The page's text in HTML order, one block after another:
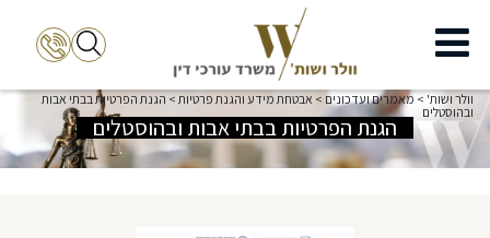
הגנת הפרטיות בבתי אבות ובהוסטלים
וולר ושות' > מאמרים ועדכונים > אבטחת מידע והגנת פרטיות > הגנת הפרטיות בבתי אבות
ובהוסטלים